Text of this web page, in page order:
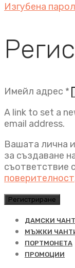
Изгубена
Имейл адрес *
A link to set a
email address.
Вашата лична
за създаване
съответствие
поверителност
Регистриране
ДАМСКИ
МЪЖКИ
ПОРТМОНЕТА
ПРОМОЦИИ